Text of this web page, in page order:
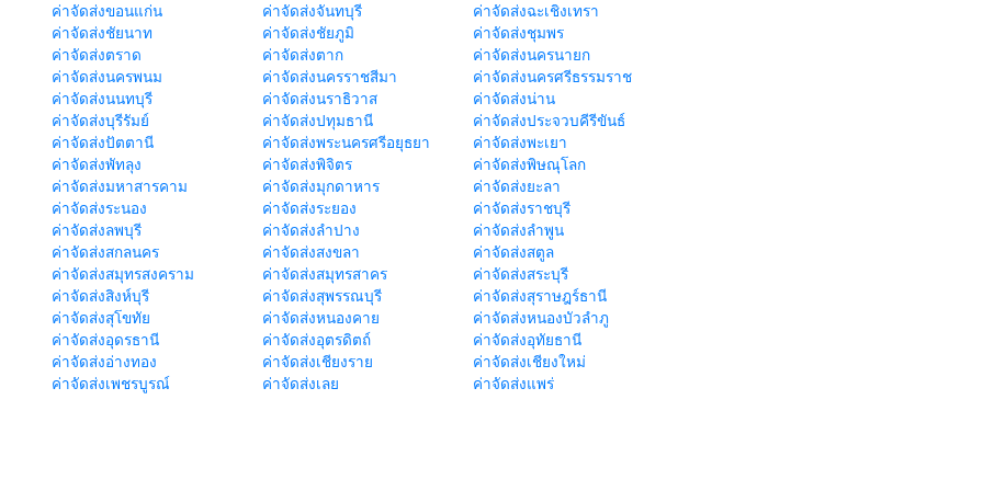
ค่าจัดส่งขอนแก่น ค่าจัดส่งจันทบุรี
ค่าจัดส่งฉะเชิงเทรา
ค่าจัดส่งชัยนาท
ค่าจัดส่งชัยภูมิ
ค่าจัดส่งชุมพร
ค่าจัดส่งตราด
ค่าจัดส่งตาก
ค่าจัดส่งนครนายก
ค่าจัดส่งนครพนม
ค่าจัดส่งนครราชสีมา
ค่าจัดส่งนครศรีธรรมราช
ค่าจัดส่งนนทบุรี
ค่าจัดส่งนราธิวาส
ค่าจัดส่งน่าน
ค่าจัดส่งบุรีรัมย์
ค่าจัดส่งปทุมธานี
ค่าจัดส่งประจวบคีรีขันธ์
ค่าจัดส่งปัตตานี
ค่าจัดส่งพระนครศรีอยุธยา
ค่าจัดส่งพะเยา
ค่าจัดส่งพัทลุง
ค่าจัดส่งพิจิตร
ค่าจัดส่งพิษณุโลก
ค่าจัดส่งมหาสารคาม
ค่าจัดส่งมุกดาหาร
ค่าจัดส่งยะลา
ค่าจัดส่งระนอง
ค่าจัดส่งระยอง
ค่าจัดส่งราชบุรี
ค่าจัดส่งลพบุรี
ค่าจัดส่งลำปาง
ค่าจัดส่งลำพูน
ค่าจัดส่งสกลนคร
ค่าจัดส่งสงขลา
ค่าจัดส่งสตูล
ค่าจัดส่งสมุทรสงคราม
ค่าจัดส่งสมุทรสาคร
ค่าจัดส่งสระบุรี
ค่าจัดส่งสิงห์บุรี
ค่าจัดส่งสุพรรณบุรี
ค่าจัดส่งสุราษฎร์ธานี
ค่าจัดส่งสุโขทัย
ค่าจัดส่งหนองคาย
ค่าจัดส่งหนองบัวลำภู
ค่าจัดส่งอุดรธานี
ค่าจัดส่งอุตรดิตถ์
ค่าจัดส่งอุทัยธานี
ค่าจัดส่งอ่างทอง
ค่าจัดส่งเชียงราย
ค่าจัดส่งเชียงใหม่
ค่าจัดส่งเพชรบูรณ์
ค่าจัดส่งเลย ค่าจัดส่งแพร่